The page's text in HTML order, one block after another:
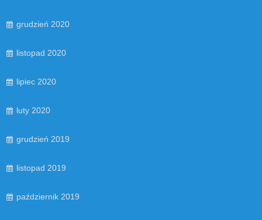
grudzień 2020
listopad 2020
lipiec 2020
luty 2020
grudzień 2019
listopad 2019
październik 2019